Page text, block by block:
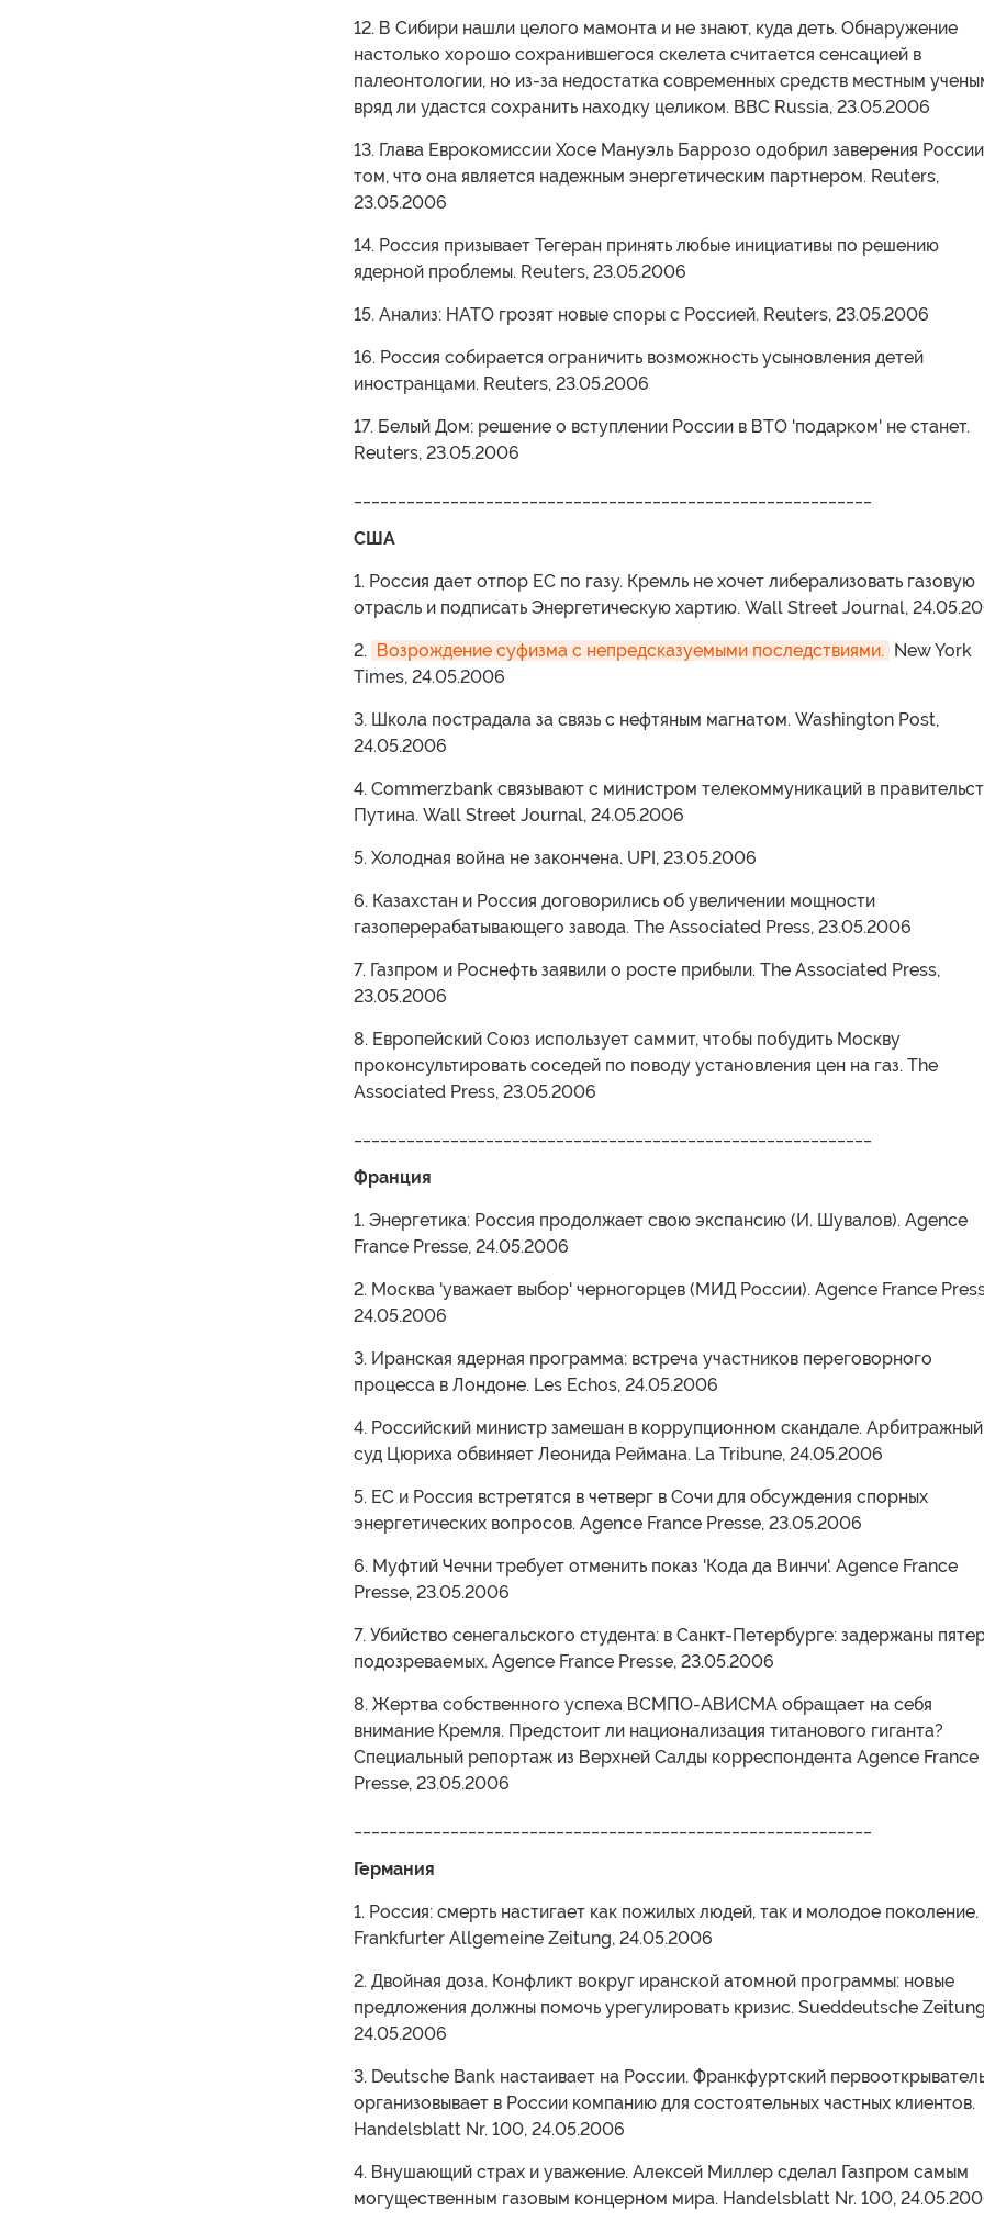
12. В Сибири нашли целого мамонта и не знают, куда деть. Обнаружение
настолько хорошо сохранившегося скелета считается сенсацией в
палеонтологии, но из-за недостатка современных средств местным
вряд ли удастся сохранить находку целиком. BBC Russia, 23.05.2006
13. Глава Еврокомиссии Хосе Мануэль Баррозо одобрил заверения
том, что она является надежным энергетическим партнером. Reuters,
23.05.2006
14. Россия призывает Тегеран принять любые инициативы по решению
ядерной проблемы. Reuters, 23.05.2006
15. Анализ: НАТО грозят новые споры с Россией. Reuters, 23.05.2006
16. Россия собирается ограничить возможность усыновления детей
иностранцами. Reuters, 23.05.2006
17. Белый Дом: решение о вступлении России в ВТО 'подарком' не станет.
Reuters, 23.05.2006
США
1. Россия дает отпор ЕС по газу. Кремль не хочет либерализовать газовую
отрасль и подписать Энергетическую хартию. Wall Street Journal,
2. Возрождение суфизма с непредсказуемыми последствиями. New York
Times, 24.05.2006
3. Школа пострадала за связь с нефтяным магнатом. Washington Post,
24.05.2006
4. Commerzbank связывают с министром телекоммуникаций в
Путина. Wall Street Journal, 24.05.2006
5. Холодная война не закончена. UPI, 23.05.2006
6. Казахстан и Россия договорились об увеличении мощности
газоперерабатывающего завода. The Associated Press, 23.05.2006
7. Газпром и Роснефть заявили о росте прибыли. The Associated Press,
23.05.2006
8. Европейский Союз использует саммит, чтобы побудить Москву
проконсультировать соседей по поводу установления цен на газ. The
Associated Press, 23.05.2006
Франция
1. Энергетика: Россия продолжает свою экспансию (И. Шувалов). Agence
France Presse, 24.05.2006
2. Москва 'уважает выбор' черногорцев (МИД России). Agence France
24.05.2006
3. Иранская ядерная программа: встреча участников переговорного
процесса в Лондоне. Les Echos, 24.05.2006
4. Российский министр замешан в коррупционном скандале. Арбитражный
суд Цюриха обвиняет Леонида Реймана. La Tribune, 24.05.2006
5. ЕС и Россия встретятся в четверг в Сочи для обсуждения спорных
энергетических вопросов. Agence France Presse, 23.05.2006
6. Муфтий Чечни требует отменить показ 'Кода да Винчи'. Agence France
Presse, 23.05.2006
7. Убийство сенегальского студента: в Санкт-Петербурге: задержаны
подозреваемых. Agence France Presse, 23.05.2006
8. Жертва собственного успеха ВСМПО-АВИСМА обращает на себя
внимание Кремля. Предстоит ли национализация титанового гиганта?
Специальный репортаж из Верхней Салды корреспондента Agence France
Presse, 23.05.2006
Германия
1. Россия: смерть настигает как пожилых людей, так и молодое поколение.
Frankfurter Allgemeine Zeitung, 24.05.2006
2. Двойная доза. Конфликт вокруг иранской атомной программы: новые
предложения должны помочь урегулировать кризис. Sueddeutsche
24.05.2006
3. Deutsche Bank настаивает на России. Франкфуртский
организовывает в России компанию для состоятельных частных клиентов.
Handelsblatt Nr. 100, 24.05.2006
4. Внушающий страх и уважение. Алексей Миллер сделал Газпром самым
могущественным газовым концерном мира. Handelsblatt Nr. 100,